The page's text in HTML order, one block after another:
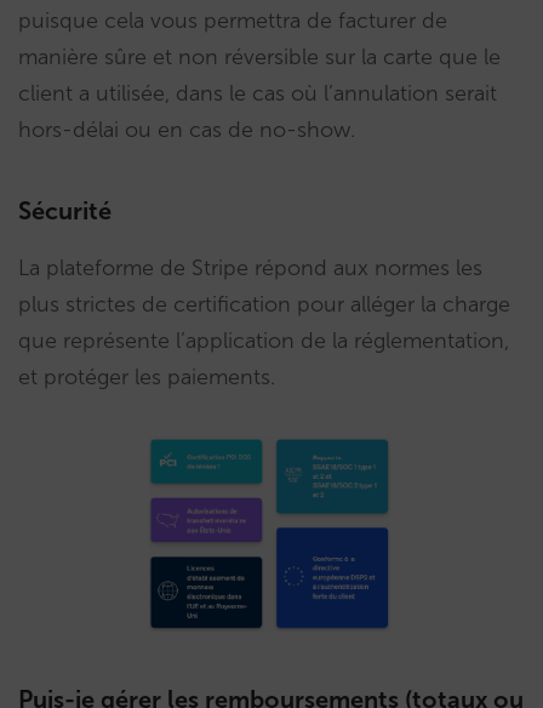
puisque cela vous permettra de facturer de
manière sûre et non réversible sur la carte que le
client a utilisée, dans le cas où l’annulation serait
hors-délai ou en cas de no-show.
Sécurité
La plateforme de Stripe répond aux normes les
plus strictes de certification pour alléger la charge
que représente l’application de la réglementation,
et protéger les paiements.
Puis-je gérer les remboursements (totaux ou